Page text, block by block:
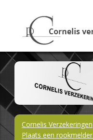
Cornelis Verzekeringen
Plaats een